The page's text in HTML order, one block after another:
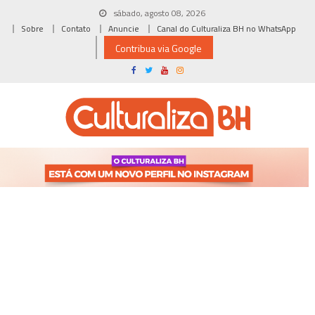
sábado, agosto 08, 2026
Sobre
Contato Anuncie Canal do Culturaliza BH no WhatsApp
Contribua via Google